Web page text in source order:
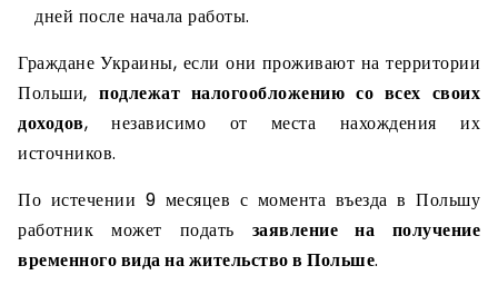
дней после начала работы.
Граждане Украины, если они проживают на территории
Польши,подлежат налогообложению со всех своих
доходов, независимо от места нахождения их
источников.
По истечении 9 месяцев с момента въезда в Польшу
работник может подать заявление на получение
временного вида на жительство в Польше.